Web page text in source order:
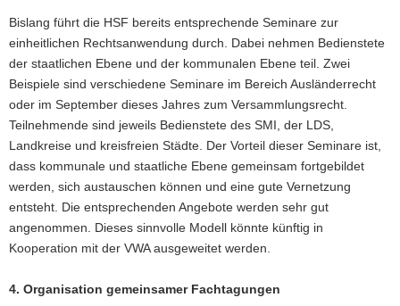
Bislang führt die HSF bereits entsprechende Seminare zur
einheitlichen Rechtsanwendung durch. Dabei nehmen Bedienstete
der staatlichen Ebene und der kommunalen Ebene teil. Zwei
Beispiele sind verschiedene Seminare im Bereich Ausländerrecht
oder im September dieses Jahres zum Versammlungsrecht.
Teilnehmende sind jeweils Bedienstete des SMI, der LDS,
Landkreise und kreisfreien Städte. Der Vorteil dieser Seminare ist,
dass kommunale und staatliche Ebene gemeinsam fortgebildet
werden, sich austauschen können und eine gute Vernetzung
entsteht. Die entsprechenden Angebote werden sehr gut
angenommen. Dieses sinnvolle Modell könnte künftig in
Kooperation mit der VWA ausgeweitet werden.
4. Organisation gemeinsamer Fachtagungen